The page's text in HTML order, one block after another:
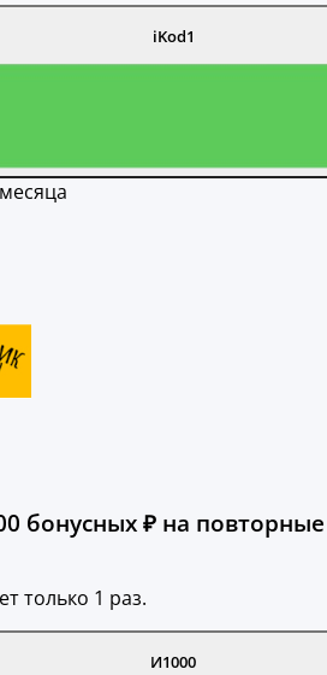
iKod1
бонусных ₽ на повторные
только 1 раз.
И1000